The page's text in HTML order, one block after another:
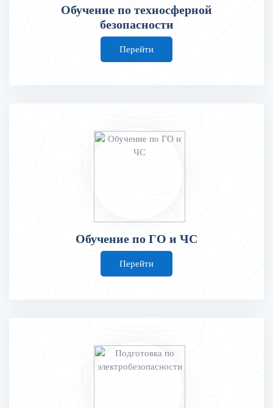
Обучение по техносферной
безопасности
Перейти
Обучение по ГО и ЧС
Перейти